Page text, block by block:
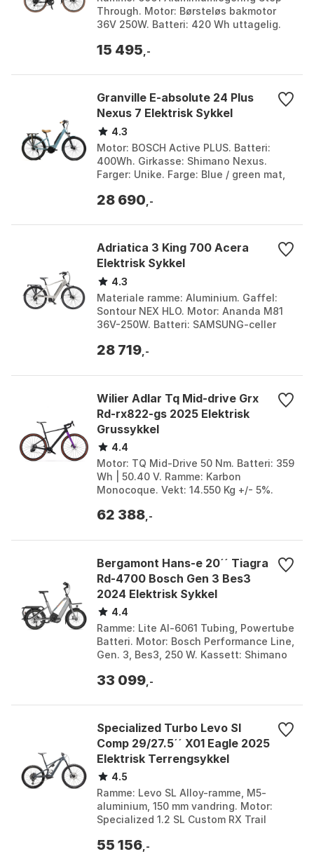
Through. Motor: Børsteløs bakmotor
36V 250W. Batteri: 420 Wh uttagelig.
Black, White. St...
15 495 ,-
Granville E-absolute 24 Plus
Nexus 7 Elektrisk Sykkel
4.3
Motor: BOSCH Active PLUS. Batteri:
400Wh. Girkasse: Shimano Nexus.
Farger: Unike. Farge: Blue / green mat,
S. Størrelse 2...
28 690 ,-
Adriatica 3 King 700 Acera
Elektrisk Sykkel
4.3
Materiale ramme: Aluminium. Gaffel:
Sontour NEX HLO. Motor: Ananda M81
36V-250W. Batteri: SAMSUNG-celler
Silver. Størrelse: O...
28 719 ,-
Wilier Adlar Tq Mid-drive Grx
Rd-rx822-gs 2025 Elektrisk
Grussykkel
4.4
Motor: TQ Mid-Drive 50 Nm. Batteri: 359
Wh | 50.40 V. Ramme: Karbon
Monocoque. Vekt: 14.550 Kg +/- 5%.
Størrelse 2: 359Wh...
62 388 ,-
Bergamont Hans-e 20´´ Tiagra
Rd-4700 Bosch Gen 3 Bes3
2024 Elektrisk Sykkel
4.4
Ramme: Lite Al-6061 Tubing, Powertube
Batteri. Motor: Bosch Performance Line,
Gen. 3, Bes3, 250 W. Kassett: Shimano
Shin...
33 099 ,-
Specialized Turbo Levo Sl
Comp 29/27.5´´ X01 Eagle 2025
Elektrisk Terrengsykkel
4.5
Ramme: Levo SL Alloy-ramme, M5-
aluminium, 150 mm vandring. Motor:
Specialized 1.2 SL Custom RX Trail
320, fullintegrert, 3...
55 156 ,-